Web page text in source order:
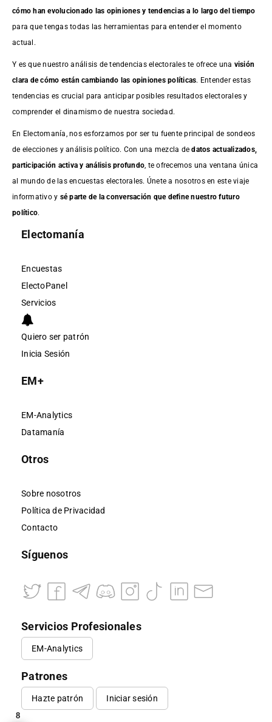
cómo han evolucionado las opiniones y tendencias a lo largo del tiempo
para que tengas todas las herramientas para entender el momento
actual.
Y es que nuestro análisis de tendencias electorales te ofrece una visión
clara de cómo están cambiando las opiniones políticas. Entender estas
tendencias es crucial para anticipar posibles resultados electorales y
comprender el dinamismo de nuestra sociedad.
En Electomanía, nos esforzamos por ser tu fuente principal de sondeos
de elecciones y análisis político. Con una mezcla dedatos actualizados,
participación activa y análisis profundo , te ofrecemos una ventana única
al mundo de las encuestas electorales. Únete a nosotros en este viaje
informativo y sé parte de la conversación que define nuestro futuro
político.
Electomanía
Encuestas
ElectoPanel
Servicios
Quiero ser patrón
Inicia Sesión
EM+
EM-Analytics
Datamanía
Otros
Sobre nosotros
Política de Privacidad
Contacto
Síguenos
Servicios Profesionales
EM-Analytics
Patrones
Hazte patrón Iniciar sesión
8